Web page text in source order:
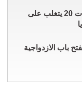
المنتخب الوطني ت 20 يتغلب على
باب الازدواجية